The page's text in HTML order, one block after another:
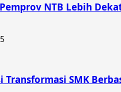
NTB Lebih
SMK